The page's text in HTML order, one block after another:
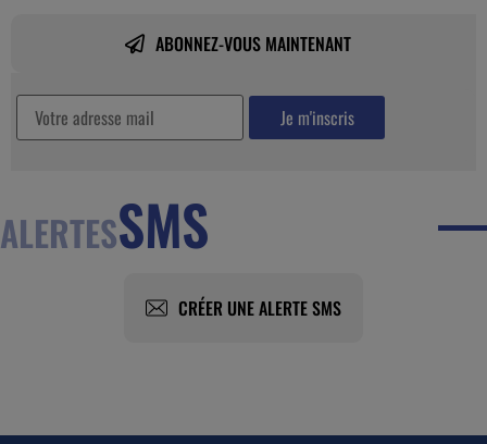
ABONNEZ-VOUS MAINTENANT
ALERTESSMS
CRÉER UNE ALERTE SMS